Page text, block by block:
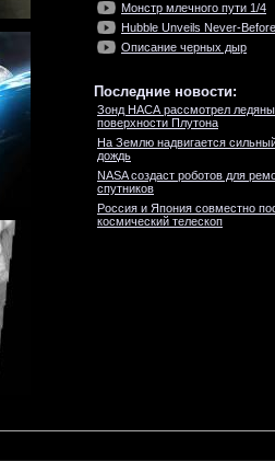
Монстр млечного пути 1/4
Hubble Unveils Never-
Описание черных дыр
Последние новости:
Зонд НАСА рассмотрел
поверхности Плутона
На Землю надвигается
дождь
NASA создаст роботов для
спутников
Россия и Япония совместно
космический телескоп